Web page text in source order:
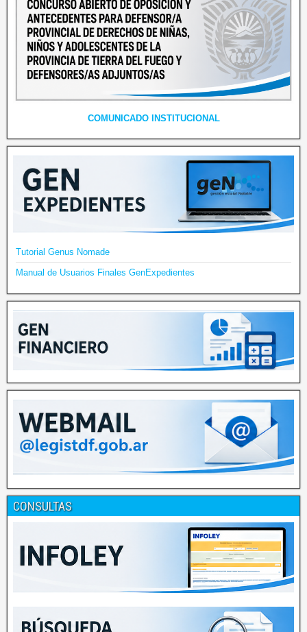
COMUNICADO INSTITUCIONAL
Tutorial Genus Nomade
Manual de Usuarios Finales GenExpedientes
CONSULTAS